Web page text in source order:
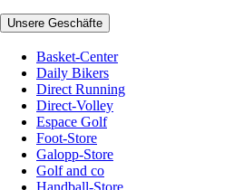
Unsere Geschäfte
Basket-Center
Daily Bikers
Direct Running
Direct-Volley
Espace Golf
Foot-Store
Galopp-Store
Golf and co